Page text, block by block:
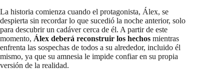
La historia comienza cuando el protagonista, Álex, se
despierta sin recordar lo que sucedió la noche anterior, solo
para descubrir un cadáver cerca de él. A partir de este
momento, Álex deberá reconstruir los hechos mientras
enfrenta las sospechas de todos a su alrededor, incluido él
mismo, ya que su amnesia le impide confiar en su propia
versión de la realidad.